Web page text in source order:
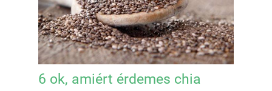
6 ok, amiért érdemes chia